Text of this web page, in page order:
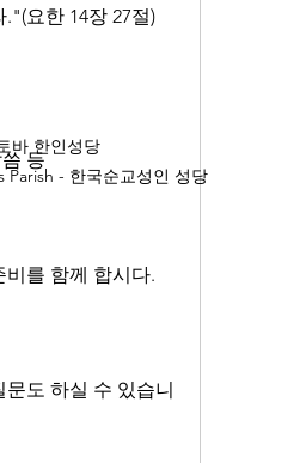
요한 14장 27절)
등
를 함께 합시다.
도 하실 수 있습니
바 한인성당
Parish - 한국순교성인 성당